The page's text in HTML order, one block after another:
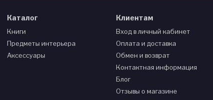
Каталог
Книги
Предметы интерьера
Аксессуары
Клиентам
Вход в личный кабинет
Оплата и доставка
Обмен и возврат
Контактная информация
Блог
Отзывы о магазине